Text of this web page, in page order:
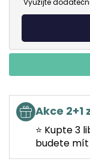
Využijte
Akce
⭐ Kupte 3
budete mít